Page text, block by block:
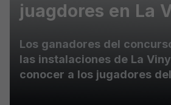
juagdores en La
Los ganadores del
las instalaciones de La
conocer a los jugadores